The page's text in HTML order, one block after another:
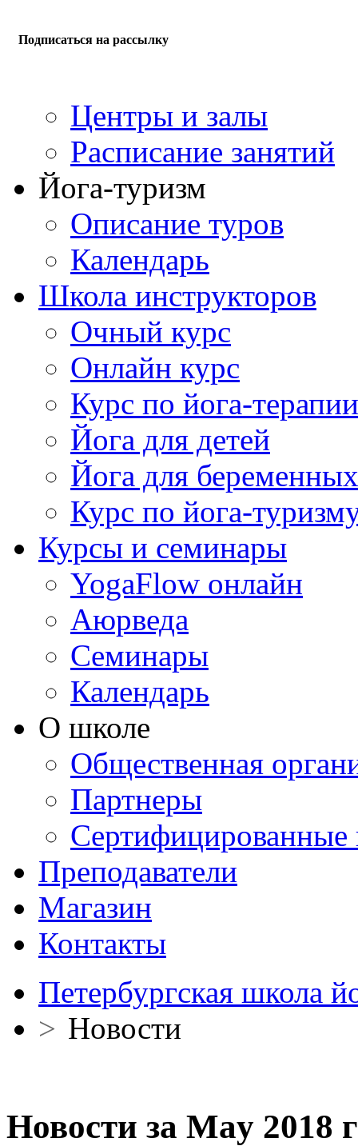
Подписаться на рассылку
Центры и залы
Расписание занятий
Йога-туризм
Описание туров
Календарь
Школа инструкторов
Очный курс
Онлайн курс
Курс по йога-терапии
Йога для детей
Йога для беременных
Курс по йога-
Курсы и семинары
YogaFlow онлайн
Аюрведа
Семинары
Календарь
О школе
Общественная
Партнеры
Сертифицированные
Преподаватели
Магазин
Контакты
Петербургская школа
> Новости
Новости за May 2018